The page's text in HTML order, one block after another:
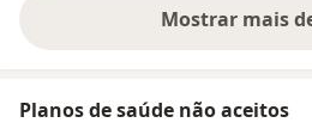
Mostrar mais
Planos de saúde não aceitos